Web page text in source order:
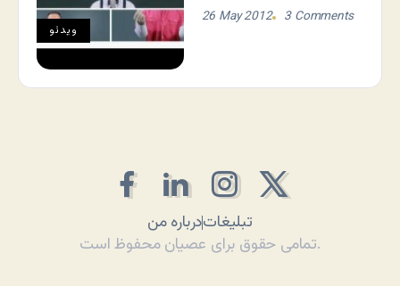
ویدئو
26 May 2012 3 Comments
درباره منتبلیغات
تمامی حقوق برای عصیان محفوظ است.